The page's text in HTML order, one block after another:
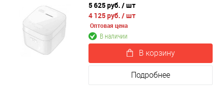
5 625 руб. / шт
4 125 руб. / шт
Оптовая цена
В наличии
В корзину
Подробнее